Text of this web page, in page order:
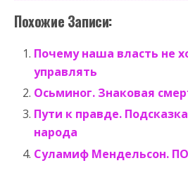
Похожие Записи:
Почему наша власть не
управлять
Осьминог. Знаковая
Пути к правде.
народа
Суламиф Мендельсон.